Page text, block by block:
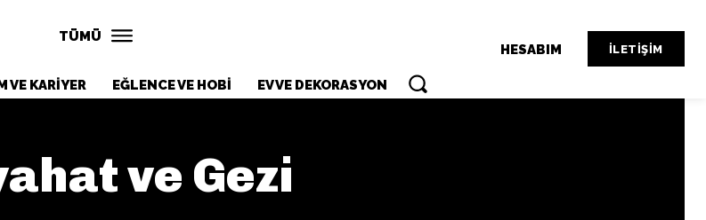
TÜMÜ
VE KARIYER EĞLENCE VE HOBI EV VE DEKORASYON
HESABIM İLETIŞIM
ve Gezi